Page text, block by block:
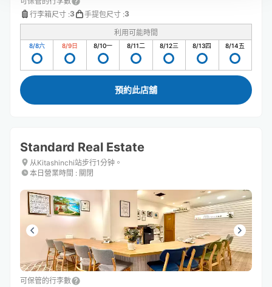
行李箱尺寸 :3 手提包尺寸 :3
利用可能時間
8/8六 8/9日 8/10一 8/11二 8/12三 8/13四 8/14五
預約此店舖
Standard Real Estate
从Kitashinchi站步行1分钟。
本日營業時間 : 關閉
可保管的行李數